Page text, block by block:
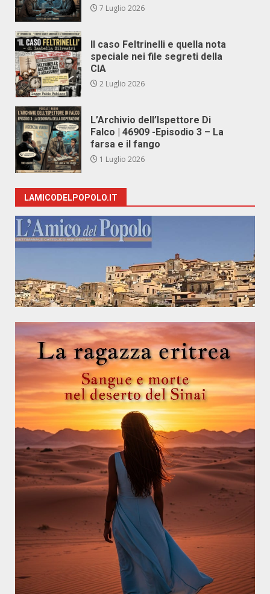
7 Luglio 2026
Il caso Feltrinelli e quella nota
speciale nei file segreti della
CIA
2 Luglio 2026
L’Archivio dell’Ispettore Di
Falco | 46909 -Episodio 3 – La
farsa e il fango
1 Luglio 2026
LAMICODELPOPOLO.IT